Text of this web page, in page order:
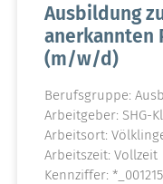
Ausbildung
anerkannten
(m/w/d)
Berufsgruppe:
Arbeitgeber: SHG-
Arbeitsort:
Arbeitszeit: Vollzeit
Kennziffer: *_001215